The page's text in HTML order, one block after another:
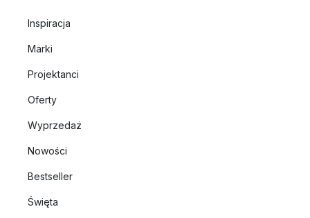
Inspiracja
Marki
Projektanci
Oferty
Wyprzedaż
Nowości
Bestseller
Święta